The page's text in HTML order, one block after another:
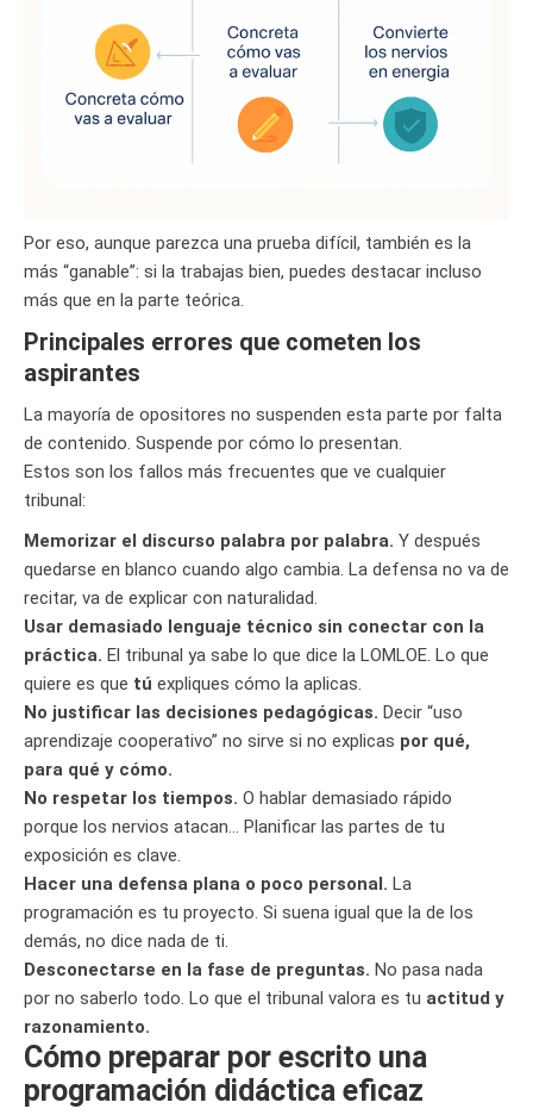
Por eso, aunque parezca una prueba difícil, también es la
más “ganable”: si la trabajas bien, puedes destacar incluso
más que en la parte teórica.
Principales errores que cometen los
aspirantes
La mayoría de opositores no suspenden esta parte por falta
de contenido. Suspende por cómo lo presentan.
Estos son los fallos más frecuentes que ve cualquier
tribunal:
Memorizar el discurso palabra por palabra. Y después
quedarse en blanco cuando algo cambia. La defensa no va de
recitar, va de explicar con naturalidad.
Usar demasiado lenguaje técnico sin conectar con la
práctica. El tribunal ya sabe lo que dice la LOMLOE. Lo que
quiere es que tú expliques cómo la aplicas.
No justificar las decisiones pedagógicas. Decir “uso
aprendizaje cooperativo” no sirve si no explicas por qué,
para qué y cómo.
No respetar los tiempos. O hablar demasiado rápido
porque los nervios atacan… Planificar las partes de tu
exposición es clave.
Hacer una defensa plana o poco personal. La
programación es tu proyecto. Si suena igual que la de los
demás, no dice nada de ti.
Desconectarse en la fase de preguntas. No pasa nada
por no saberlo todo. Lo que el tribunal valora es tu actitud y
razonamiento.
Cómo preparar por escrito una
programación didáctica eficaz